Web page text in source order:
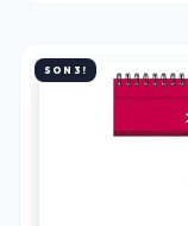
SON 3!